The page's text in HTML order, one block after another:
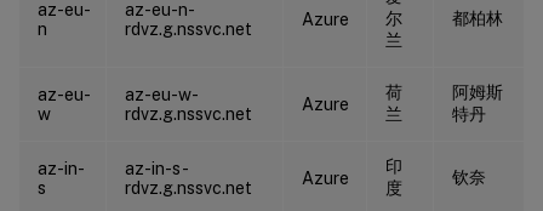
az-eu-
n
az-eu-n-
rdvz.g.nssvc.net
Azure
尔
兰
都柏林
az-eu-
w
az-eu-w-
rdvz.g.nssvc.net
Azure
荷
兰
阿姆斯
特丹
az-in-
s
az-in-s-
rdvz.g.nssvc.net
Azure
印
度
钦奈